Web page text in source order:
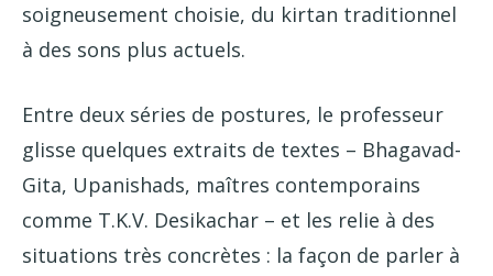
soigneusement choisie, du kirtan traditionnel
à des sons plus actuels.
Entre deux séries de postures, le professeur
glisse quelques extraits de textes – Bhagavad-
Gita, Upanishads, maîtres contemporains
comme T.K.V. Desikachar – et les relie à des
situations très concrètes : la façon de parler à